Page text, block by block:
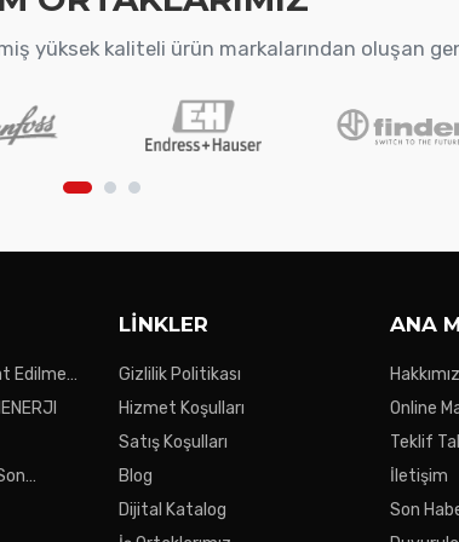
yüksek kaliteli ürün markalarından oluşan
Edilmesi
LINKLER
Gizlilik Politikası
Hizmet Koşulları
Satış Koşulları
Blog
Dijital Katalog
ANA
Online
Teklif
İletişim
Son